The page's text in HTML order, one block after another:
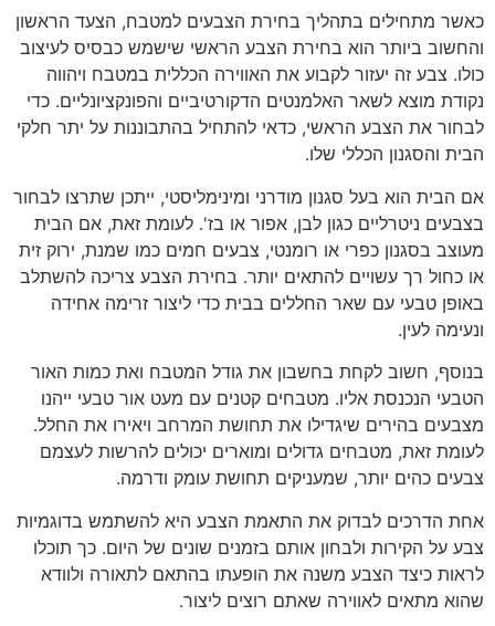
כאשר מתחילים בתהליך בחירת הצבעים למטבח, הצעד הראשון
והחשוב ביותר הוא בחירת הצבע הראשי שישמש כבסיס לעיצוב
כולו. צבע זה יעזור לקבוע את האווירה הכללית במטבח ויהווה
נקודת מוצא לשאר האלמנטים הדקורטיביים והפונקציונליים. כדי
לבחור את הצבע הראשי, כדאי להתחיל בהתבוננות על יתר חלקי
הבית והסגנון הכללי שלו.
אם הבית הוא בעל סגנון מודרני ומינימליסטי, ייתכן שתרצו לבחור
בצבעים ניטרליים כגון לבן, אפור או בז'. לעומת זאת, אם הבית
מעוצב בסגנון כפרי או רומנטי, צבעים חמים כמו שמנת, ירוק זית
או כחול רך עשויים להתאים יותר. בחירת הצבע צריכה להשתלב
באופן טבעי עם שאר החללים בבית כדי ליצור זרימה אחידה
ונעימה לעין.
בנוסף, חשוב לקחת בחשבון את גודל המטבח ואת כמות האור
הטבעי הנכנסת אליו. מטבחים קטנים עם מעט אור טבעי ייהנו
מצבעים בהירים שיגדילו את תחושת המרחב ויאירו את החלל.
לעומת זאת, מטבחים גדולים ומוארים יכולים להרשות לעצמם
צבעים כהים יותר, שמעניקים תחושת עומק ודרמה.
אחת הדרכים לבדוק את התאמת הצבע היא להשתמש בדוגמיות
צבע על הקירות ולבחון אותם בזמנים שונים של היום. כך תוכלו
לראות כיצד הצבע משנה את הופעתו בהתאם לתאורה ולוודא
שהוא מתאים לאווירה שאתם רוצים ליצור.